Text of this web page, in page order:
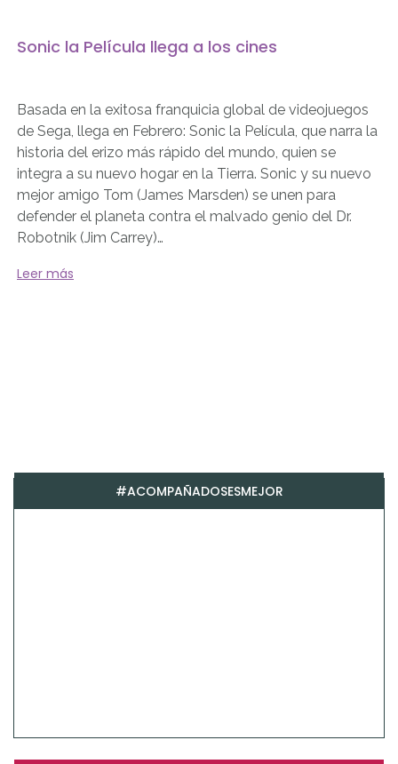
Sonic la Película llega a los cines
Basada en la exitosa franquicia global de videojuegos
de Sega, llega en Febrero: Sonic la Película, que narra la
historia del erizo más rápido del mundo, quien se
integra a su nuevo hogar en la Tierra. Sonic y su nuevo
mejor amigo Tom (James Marsden) se unen para
defender el planeta contra el malvado genio del Dr.
Robotnik (Jim Carrey)…
Leer más
#ACOMPAÑADOSESMEJOR